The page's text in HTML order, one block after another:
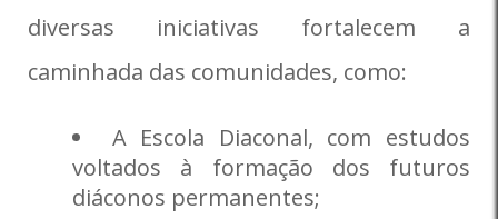
diversas iniciativas fortalecem a
caminhada das comunidades, como:
A Escola Diaconal, com estudos
voltados à formação dos futuros
diáconos permanentes;